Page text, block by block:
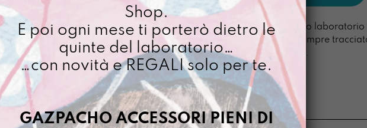
Cuciamo ogni ordine nel nostro laboratorio
4/5 giorni lavorativi, pacco sempre
importo superiore ai 100 euro.
Dettagli prodotto
Shop.
E poi ogni mese ti porterò dietro le
quinte del laboratorio…
…con novità e REGALI solo per te.
GAZPACHO ACCESSORI PIENI DI